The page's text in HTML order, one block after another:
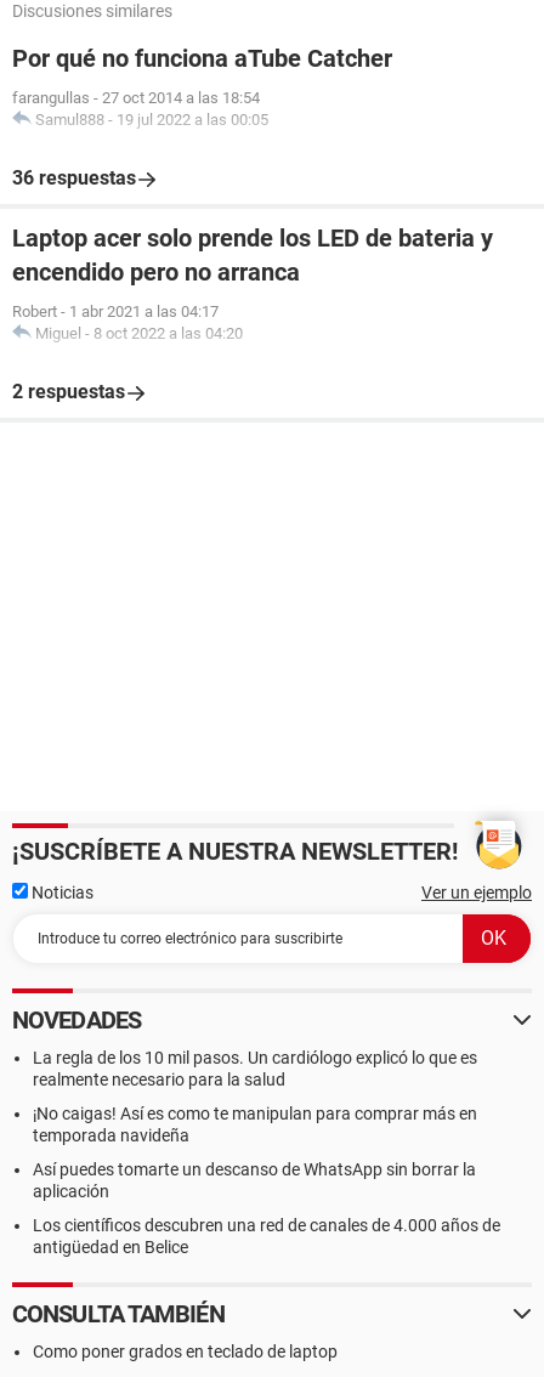
Discusiones similares
Por qué no funciona aTube Catcher
farangullas - 27 oct 2014 a las 18:54
Samul888 - 19 jul 2022 a las 00:05
36 respuestas
Laptop acer solo prende los LED de bateria y
encendido pero no arranca
Robert - 1 abr 2021 a las 04:17
Miguel - 8 oct 2022 a las 04:20
2 respuestas
¡SUSCRÍBETE A NUESTRA NEWSLETTER!
Noticias Ver un ejemplo
NOVEDADES
La regla de los 10 mil pasos. Un cardiólogo explicó lo que es
realmente necesario para la salud
¡No caigas! Así es como te manipulan para comprar más en
temporada navideña
Así puedes tomarte un descanso de WhatsApp sin borrar la
aplicación
Los científicos descubren una red de canales de 4.000 años de
antigüedad en Belice
CONSULTA TAMBIÉN
Como poner grados en teclado de laptop